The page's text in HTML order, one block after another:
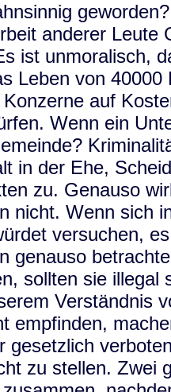
anderer
ist unmoralisch,
Leben von
auf
Wenn ein
in der Ehe,
zu. Genauso
nicht. Wenn sich
versuchen,
genauso
sollten sie
Verständnis
empfinden,
gesetzlich
zu stellen. Zwei